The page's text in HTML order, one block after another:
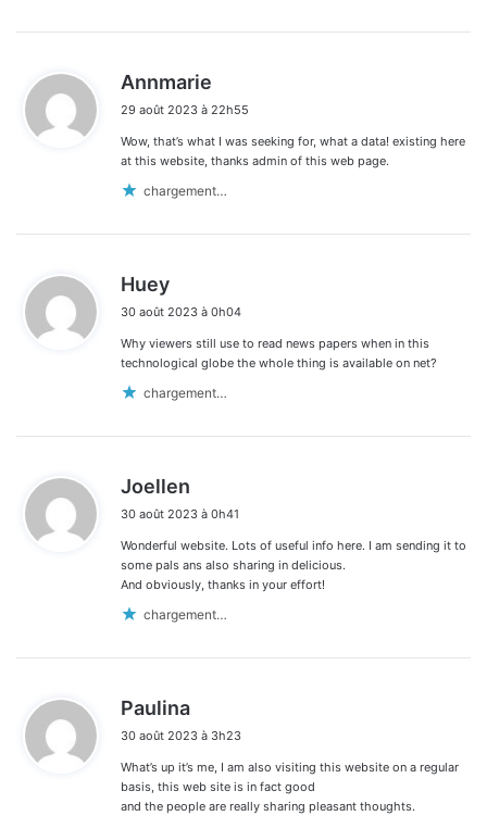
Annmarie
t
:
29 août 2023 à 22h55
Wow, that’s what I was seeking for, what a data! existing here
at this website, thanks admin of this web page.
chargement…
Huey
t
:
30 août 2023 à 0h04
Why viewers still use to read news papers when in this
technological globe the whole thing is available on net?
chargement…
Joellen
t
:
30 août 2023 à 0h41
Wonderful website. Lots of useful info here. I am sending it to
some pals ans also sharing in delicious.
And obviously, thanks in your effort!
chargement…
Paulina
t
:
30 août 2023 à 3h23
What’s up it’s me, I am also visiting this website on a regular
basis, this web site is in fact good
and the people are really sharing pleasant thoughts.